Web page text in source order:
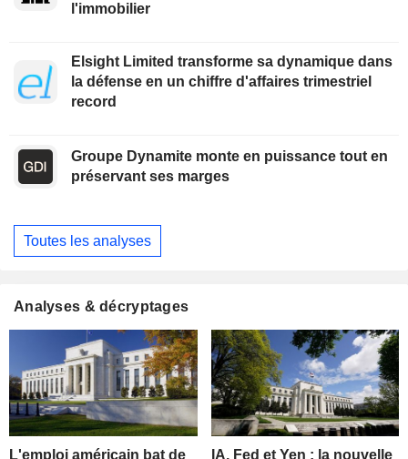
l'immobilier
Elsight Limited transforme sa dynamique dans
la défense en un chiffre d'affaires trimestriel
record
Groupe Dynamite monte en puissance tout en
préservant ses marges
Toutes les analyses
Analyses & décryptages
L'emploi américain bat de IA, Fed et Yen : la nouvelle